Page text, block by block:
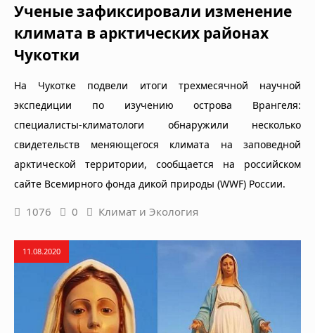
Ученые зафиксировали изменение
климата в арктических районах
Чукотки
На Чукотке подвели итоги трехмесячной научной
экспедиции по изучению острова Врангеля:
специалисты-климатологи обнаружили несколько
свидетельств меняющегося климата на заповедной
арктической территории, сообщается на российском
сайте Всемирного фонда дикой природы (WWF) России.
1076 0 Климат и Экология
11.08.2020